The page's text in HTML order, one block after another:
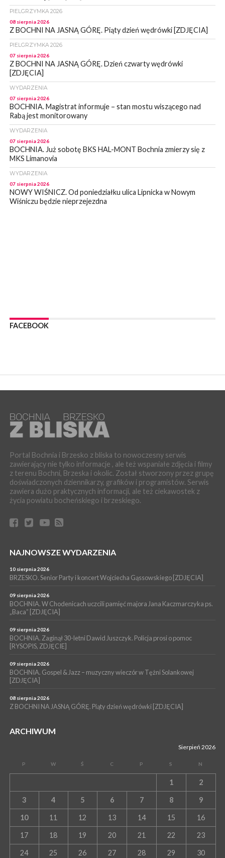
PIELGRZYMKA 2026
08 sierpnia 2026
Z BOCHNI NA JASNĄ GÓRĘ. Piąty dzień wędrówki [ZDJĘCIA]
PIELGRZYMKA 2026
07 sierpnia 2026
Z BOCHNI NA JASNĄ GÓRĘ. Dzień czwarty wędrówki
[ZDJĘCIA]
WYDARZENIA
07 sierpnia 2026
BOCHNIA. Magistrat informuje – stan mostu wiszącego nad
Rabą jest monitorowany
WYDARZENIA
07 sierpnia 2026
BOCHNIA. Już sobotę BKS HAL-MONT Bochnia zmierzy się z
MKS Limanovia
WYDARZENIA
07 sierpnia 2026
NOWY WIŚNICZ. Od poniedziałku ulica Lipnicka w Nowym
Wiśniczu będzie nieprzejezdna
LIPNICA MUROWANA. Zostanie wyremontowana droga w
Lipnicy Górnej. Podpisano umowę na realizację tej inwestycji
WYDARZENIA
06 sierpnia 2026
BOCHNIA. W niedzielę memoriałowy Bieg Majora Bacy. Będą
WYDARZENIA
06 sierpnia 2026
BOCHNIA. Podpisano umowę na wykonanie dokumentacji
projektowej przebudowy ulicy Dołuszyckiej
06 sierpnia 2026
POWIAT BRZESKI. Blisko dzieci, blisko rodziców – warsztaty dla
WYDARZENIA
POWIAT BRZESKI. W Wytrzyszczce karetka zderzyła się z
samochodem osobowym
WYDARZENIA
06 sierpnia 2026
BOCHNIA. Dziś w muzeum kolejne spotkanie w ramach
FACEBOOK
Portal Bochnia i Brzesko z bliska to nowoczesny serwis
zawierający nie tylko informacje , ale też wspaniałe zdjęcia i filmy
z terenu Bochni, Brzeska i okolic. Został stworzony przez grupę
doświadczonych dziennikarzy, grafików i programistów. Serwis
zawiera dużo praktycznych informacji, ale też ciekawostek z
życia powiatu bocheńskiego i brzeskiego.
NAJNOWSZE WYDARZENIA
10 sierpnia 2026
BRZESKO. Senior Party i koncert Wojciecha Gąssowskiego [ZDJĘCIA]
09 sierpnia 2026
BOCHNIA. W Chodenicach uczcili pamięć majora Jana Kaczmarczyka ps.
„Baca” [ZDJĘCIA]
09 sierpnia 2026
BOCHNIA. Zaginął 30-letni Dawid Juszczyk. Policja prosi o pomoc
[RYSOPIS, ZDJĘCIE]
09 sierpnia 2026
BOCHNIA. Gospel & Jazz – muzyczny wieczór w Tężni Solankowej
[ZDJĘCIA]
08 sierpnia 2026
Z BOCHNI NA JASNĄ GÓRĘ. Piąty dzień wędrówki [ZDJĘCIA]
ARCHIWUM
Sierpień 2026
P W Ś C P S N
1 2
3 4 5 6 7 8 9
10 11 12 13 14 15 16
17 18 19 20 21 22 23
24 25 26 27 28 29 30